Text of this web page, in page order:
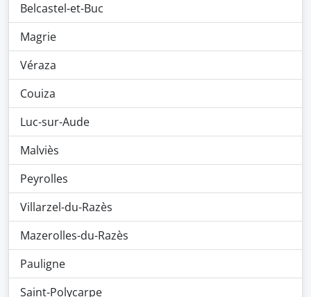
Belcastel-et-Buc
Magrie
Véraza
Couiza
Luc-sur-Aude
Malviès
Peyrolles
Villarzel-du-Razès
Mazerolles-du-Razès
Pauligne
Saint-Polycarpe